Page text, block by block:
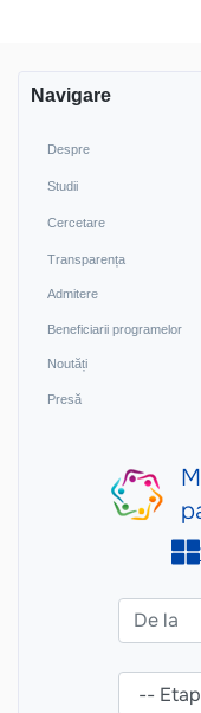
Navigare
Despre
Studii
Cercetare
Transparența
Admitere
Beneficiarii programelor
Noutăți
Presă